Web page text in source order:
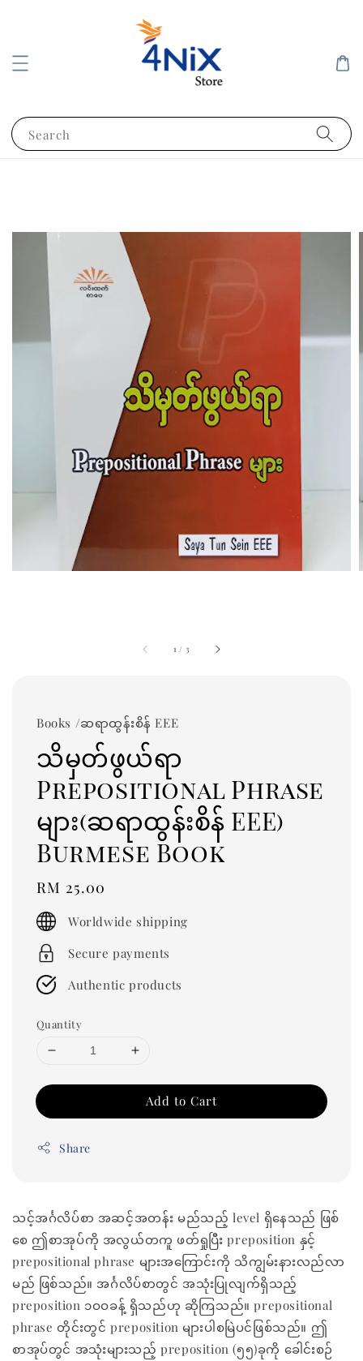
Search
1 / 3
Books /ဆရာထွန်းစိန် EEE
သိမှတ်ဖွယ်ရာ
Prepositional Phrase
များ(ဆရာထွန်းစိန် EEE)
Burmese Book
Regular
price
RM 25.00
Worldwide shipping
Secure payments
Authentic products
Quantity
Add to Cart
Share
သင့်အင်္ဂလိပ်စာ အဆင့်အတန်း မည်သည့် level ရှိနေသည် ဖြစ်
စေ ဤစာအုပ်ကို အလွယ်တကူ ဖတ်ရှုပြီး preposition နှင့်
prepositional phrase များအကြောင်းကို သိကျွမ်းနားလည်လာ
မည် ဖြစ်သည်။ အင်္ဂလိပ်စာတွင် အသုံးပြုလျက်ရှိသည့်
preposition ၁ဝဝခန့် ရှိသည်ဟု ဆိုကြသည်။ prepositional
phrase တိုင်းတွင် preposition များပါစမြဲပင်ဖြစ်သည်။ ဤ
စာအုပ်တွင် အသုံးများသည့် preposition (၅၅)ခုကို ခေါင်းစဉ်